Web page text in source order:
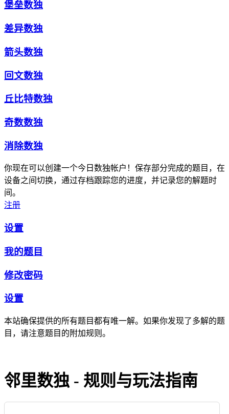
堡垒数独
差异数独
箭头数独
回文数独
丘比特数独
奇数数独
消除数独
你现在可以创建一个今日数独帐户！保存部分完成的题目，在
设备之间切换，通过存档跟踪您的进度，并记录您的解题时
间。
注册
设置
我的题目
修改密码
设置
本站确保提供的所有题目都有唯一解。如果你发现了多解的题
目，请注意题目的附加规则。
邻里数独 - 规则与玩法指南